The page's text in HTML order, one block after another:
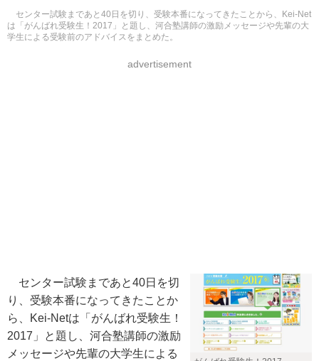
センター試験まであと40日を切り、受験本番になってきたことから、Kei-Net
は「がんばれ受験生！2017」と題し、河合塾講師の激励メッセージや先輩の大
学生による受験前のアドバイスをまとめた。
advertisement
センター試験まであと40日を切
り、受験本番になってきたことか
ら、Kei-Netは「がんばれ受験生！
2017」と題し、河合塾講師の激励
メッセージや先輩の大学生による